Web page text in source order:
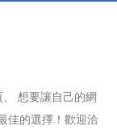
想要讓自己的網
佳的選擇！歡迎洽